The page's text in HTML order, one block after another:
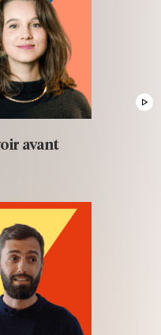
avant